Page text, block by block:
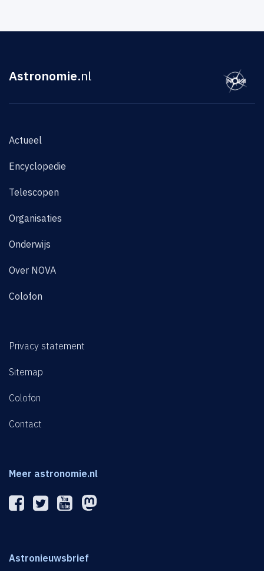
Astronomie.nl
Actueel
Encyclopedie
Telescopen
Organisaties
Onderwijs
Over NOVA
Colofon
Privacy statement
Sitemap
Colofon
Contact
Meer astronomie.nl
Astronieuwsbrief